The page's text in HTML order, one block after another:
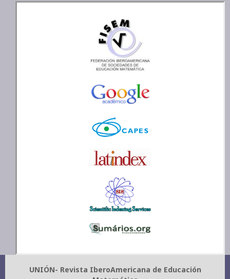
UNIÓN- Revista IberoAmericana de Educación